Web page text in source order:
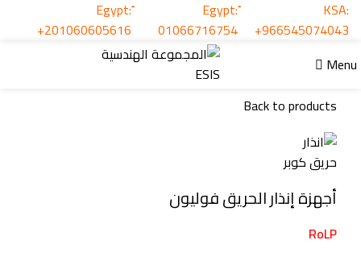
KSA:
+966545074043
ُEgypt:
01066716754
+201060605616
Menu
Back to products
أجهزة إنذار الحريق فوليون
RoLP